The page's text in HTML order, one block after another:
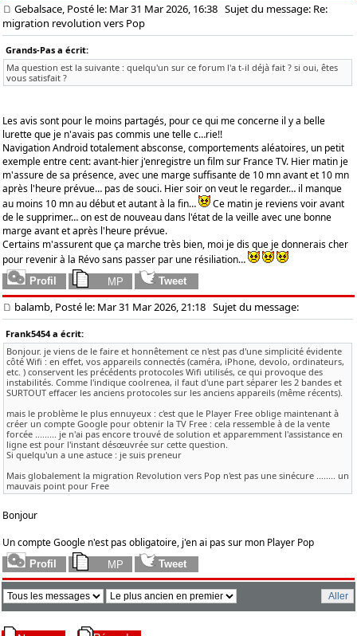
Gebalsace, Posté le: Mar 31 Mar 2026, 16:38 Sujet du message: Re:
migration revolution vers Pop
Grands-Pas a écrit:
Ma question est la suivante : quelqu'un sur ce forum l'a t-il déjà fait ? si oui, êtes
vous satisfait ?
Les avis sont pour le moins partagés, pour ce qui me concerne il y a belle
lurette que je n'avais pas commis une telle c…rie!!
Navigation Android totalement absconse, comportements aléatoires, un petit
exemple entre cent: avant-hier j'enregistre un film sur France TV. Hier matin je
m'assure de sa présence, avec une marge suffisante de 10 mn avant et 10 mn
après l'heure prévue… pas de souci. Hier soir on veut le regarder… il manque
au moins 10 mn au début et autant à la fin…
Ce matin je reviens voir avant
de le supprimer… on est de nouveau dans l'état de la veille avec une bonne
marge avant et après l'heure prévue.
Certains m'assurent que ça marche très bien, moi je dis que je donnerais cher
pour revenir à la Révo sans passer par une résiliation…
balamb, Posté le: Mar 31 Mar 2026, 21:18 Sujet du message:
Frank5454 a écrit:
Bonjour. je viens de le faire et honnêtement ce n'est pas d'une simplicité évidente
côté Wifi : en effet, vos appareils connectés (caméra, iPhone, devolo, ordinateurs,
etc. ) conservent les précédents protocoles Wifi utilisés, ce qui provoque des
instabilités. Comme l'indique coolrenea, il faut d'une part séparer les 2 bandes et
SURTOUT effacer les anciens protocoles sur les anciens appareils (même récents).
mais le problème le plus ennuyeux : c'est que le Player Free oblige maintenant à
créer un compte Google pour obtenir la TV Free : cela ressemble à de la vente
forcée ......... je n'ai pas encore trouvé de solution et apparemment l'assistance en
ligne est pour l'instant désœuvrée sur cette question.
Si quelqu'un a une astuce : je suis preneur
Mais globalement la migration Revolution vers Pop n'est pas une sinécure ........ un
mauvais point pour Free
Bonjour
Un compte Google n'est pas obligatoire, j'en ai pas sur mon Player Pop